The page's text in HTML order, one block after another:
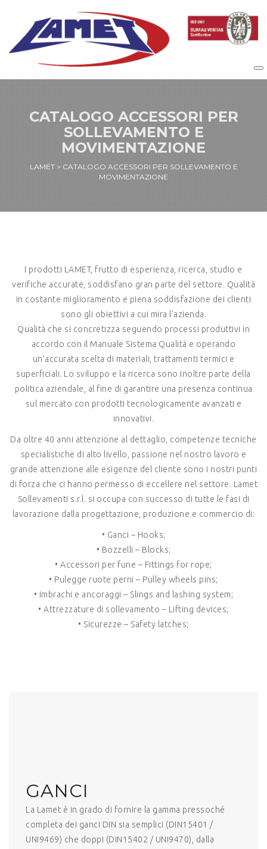
CATALOGO ACCESSORI PER
SOLLEVAMENTO E
MOVIMENTAZIONE
LAMET> CATALOGO ACCESSORI PER SOLLEVAMENTO E
MOVIMENTAZIONE
I prodotti LAMET, frutto di esperienza, ricerca, studio e
verifiche accurate, soddisfano gran parte del settore. Qualità
in costante miglioramento e piena soddisfazione dei clienti
sono gli obiettivi a cui mira l’azienda.
Qualità che si concretizza seguendo processi produttivi in
accordo con il Manuale Sistema Qualità e operando
un’accurata scelta di materiali, trattamenti termici e
superficiali. Lo sviluppo e la ricerca sono inoltre parte della
politica aziendale, al fine di garantire una presenza continua
sul mercato con prodotti tecnologicamente avanzati e
innovativi.
Da oltre 40 anni attenzione al dettaglio, competenze tecniche
specialistiche di alto livello, passione nel nostro lavoro e
grande attenzione alle esigenze del cliente sono i nostri punti
di forza che ci hanno permesso di eccellere nel settore. Lamet
Sollevamenti s.r.l. si occupa con successo di tutte le fasi di
lavorazione dalla progettazione, produzione e commercio di:
• Ganci – Hooks;
• Bozzelli – Blocks;
• Accessori per fune – Fittings for rope;
• Pulegge ruote perni – Pulley wheels pins;
• Imbrachi e ancoraggi – Slings and lashing system;
• Attrezzature di sollevamento – Lifting devices;
• Sicurezze – Safety latches;
GANCI
La Lamet è in grado di fornire la gamma pressoché
completa dei ganci DIN sia semplici (DIN15401 /
UNI9469) che doppi (DIN15402 / UNI9470), dalla